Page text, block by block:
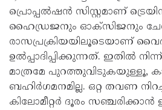
പ്രൊപ്പൽഷൻ സിസ്റ്റമാണ്
ഹൈഡ്രജനും ഓക്സിജനും
രാസപ്രക്രിയയിലൂടെയാണ്
ഉൽപ്പാദിപ്പിക്കുന്നത്. ഇതിൽ
മാത്രമേ പുറത്തുവിടുകയുള്ളൂ,
ബഹിർഗമനമില്ല. ഒറ്റ തവണ
കിലോമീറ്റർ ദൂരം സഞ്ചരിക്കാൻ